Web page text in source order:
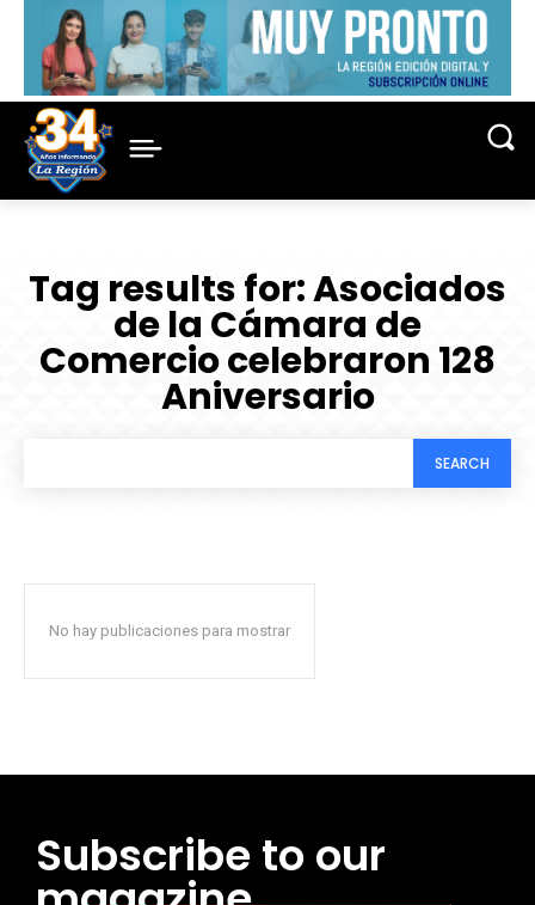
Tag results for:Asociados
de la Cámara de
Comercio celebraron 128
Aniversario
SEARCH
No hay publicaciones para mostrar
Subscribe to our